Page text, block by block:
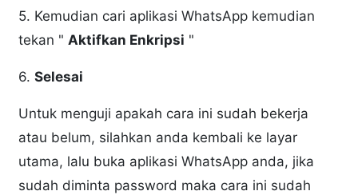
5. Kemudian cari aplikasi WhatsApp kemudian
tekan " Aktifkan Enkripsi "
6.Selesai
Untuk menguji apakah cara ini sudah bekerja
atau belum, silahkan anda kembali ke layar
utama, lalu buka aplikasi WhatsApp anda, jika
sudah diminta password maka cara ini sudah